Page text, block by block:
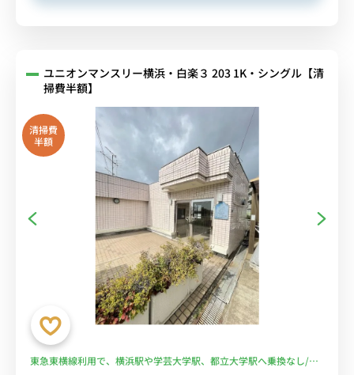
ユニオンマンスリー横浜・白楽３ 203 1K・シングル【清
掃費半額】
清掃費
半額
東急東横線利用で、横浜駅や学芸大学駅、都立大学駅へ乗換なし/テ